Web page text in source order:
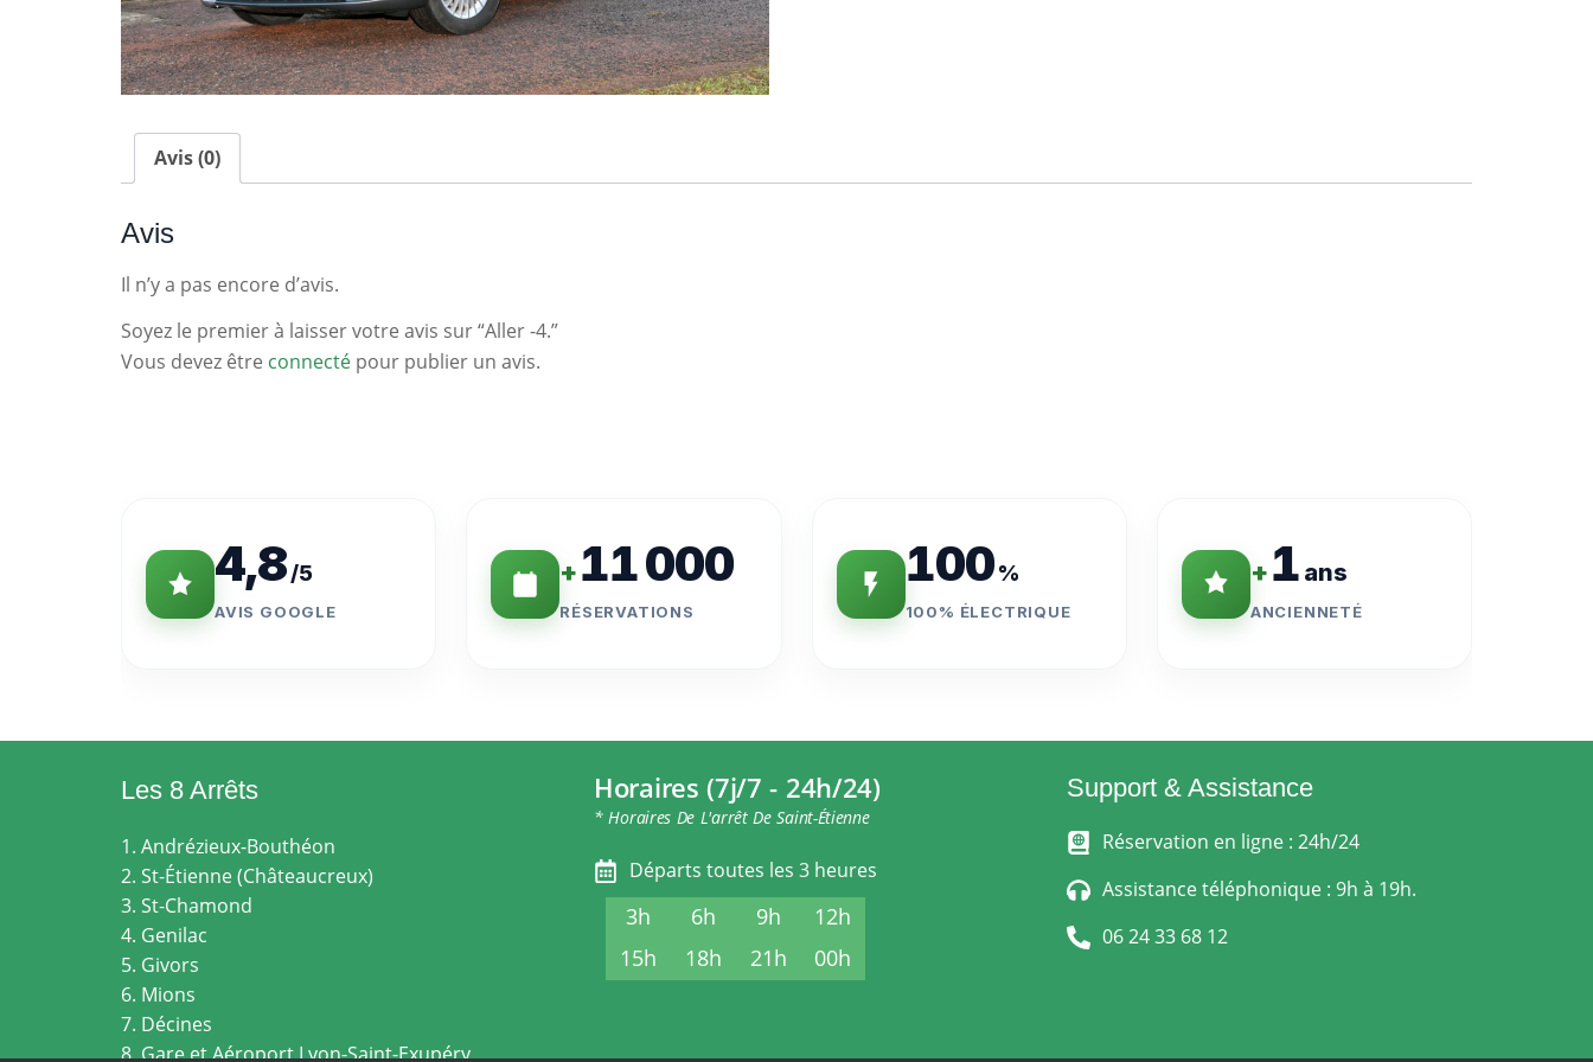
Avis (0)
Avis
Il n’y a pas encore d’avis.
Soyez le premier à laisser votre avis sur “Aller -4.”
Vous devez être connecté pour publier un avis.
4,8/5
AVIS GOOGLE
+11 000
RÉSERVATIONS
100 %
100% ÉLECTRIQUE
+1 ans
ANCIENNETÉ
Les 8 Arrêts
1. Andrézieux-Bouthéon
2. St-Étienne (Châteaucreux)
3. St-Chamond
4. Genilac
5. Givors
6. Mions
7. Décines
8. Gare et Aéroport Lyon-Saint-Exupéry
Horaires (7j/7 - 24h/24)
* Horaires De L'arrêt De Saint-Étienne
Départs toutes les 3 heures
3h 6h 9h
12h
15h
18h 21h 00h
Support & Assistance
Réservation en ligne : 24h/24
Assistance téléphonique : 9h à 19h.
06 24 33 68 12